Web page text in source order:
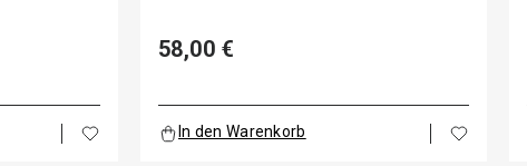
58,00 €
In den Warenkorb